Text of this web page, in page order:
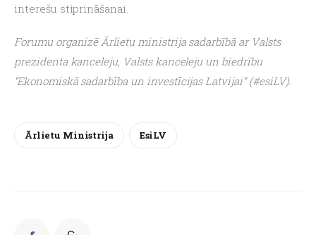
interešu stiprināšanai.
Forumu organizē Ārlietu ministrija sadarbībā ar Valsts
prezidenta kanceleju, Valsts kanceleju un biedrību
“Ekonomiskā sadarbība un investīcijas Latvijai” (#esiLV).
Ārlietu Ministrija EsiLV